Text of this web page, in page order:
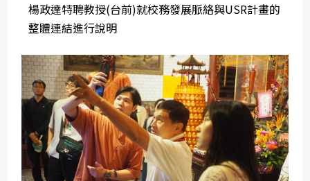
楊政達特聘教授(台前)就校務發展脈絡與USR計畫的
整體連結進行說明